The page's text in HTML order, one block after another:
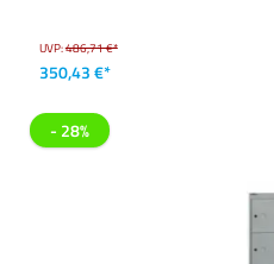
UVP:486,71 €*
350,43 €*
- 28%